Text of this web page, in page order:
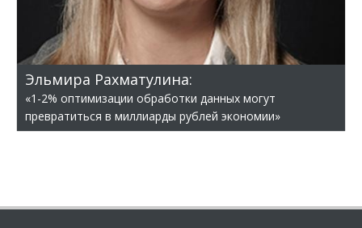
Эльмира Рахматулина:
«1-2% оптимизации обработки данных могут
превратиться в миллиарды рублей экономии»